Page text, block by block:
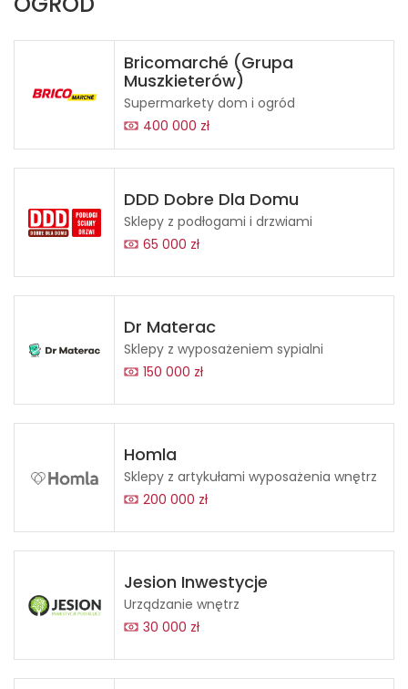
Bricomarché (Grupa
Muszkieterów)
Supermarkety dom i ogród
400 000 zł
DDD Dobre Dla Domu
Sklepy z podłogami i drzwiami
65 000 zł
Dr Materac
Sklepy z wyposażeniem sypialni
150 000 zł
Homla
Sklepy z artykułami wyposażenia wnętrz
200 000 zł
Jesion Inwestycje
Urządzanie wnętrz
30 000 zł